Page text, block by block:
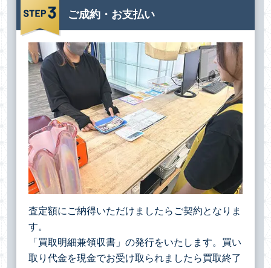
ご成約・お支払い
査定額にご納得いただけましたらご契約となりま
す。
「買取明細兼領収書」の発行をいたします。買い
取り代金を現金でお受け取られましたら買取終了